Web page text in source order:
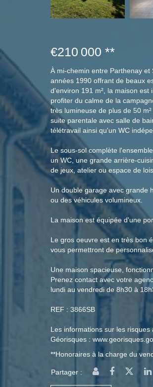
€210 000 **
À mi-chemin entre Parthenay
années 1990 offrant de beaux
d'environ 191 m², la maison
profiter du calme de la
très lumineuse de plus de 50
suite parentale avec salle de
télétravail ainsi qu'un WC
Le sous-sol complète
un WC, une grande arrière-
de jeux, atelier ou espace de
Un double garage avec grande
ou des véhicules volumineux.
La maison est équipée d'une
Le gros oeuvre est en très bon
vous permettront de
Une maison spacieuse,
Prenez contact avec votre
lundi au vendredi de 8h30 à
REF : 3866SB
Les informations sur les
Géorisques :
**Honoraires à la charge du
Partager :